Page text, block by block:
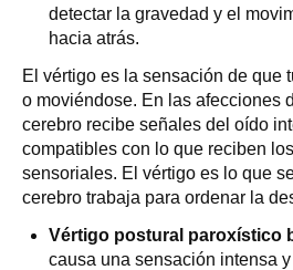
detectar la gravedad y el
hacia atrás.
El vértigo es la sensación de que
o moviéndose. En las afecciones
cerebro recibe señales del oído
compatibles con lo que reciben
sensoriales. El vértigo es lo que
cerebro trabaja para ordenar la
Vértigo postural paroxístico
causa una sensación intensa